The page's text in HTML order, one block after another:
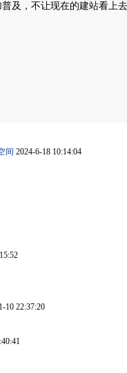
及，不让现在的建站看上
间 2024-6-18 10:14:04
10 22:37:20